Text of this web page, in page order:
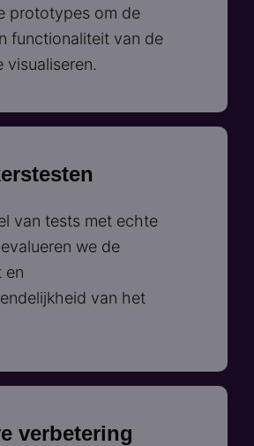
prototypes om de
functionaliteit van de
visualiseren.
van tests met echte
we de
en
van het
verbetering